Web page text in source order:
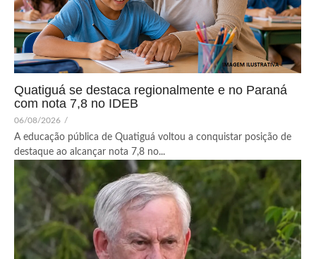
Quatiguá se destaca regionalmente e no Paraná
com nota 7,8 no IDEB
06/08/2026 /
A educação pública de Quatiguá voltou a conquistar posição de
destaque ao alcançar nota 7,8 no...